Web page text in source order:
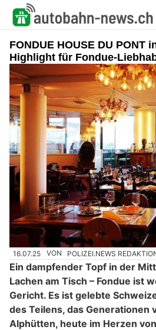
FONDUE HOUSE DU PONT
Highlight für Fondue-
16.07.25 VON POLIZEI.NEWS
Ein dampfender Topf in der
Lachen am Tisch – Fondue ist
Gericht. Es ist gelebte
des Teilens, das Generationen
Alphütten, heute im Herzen